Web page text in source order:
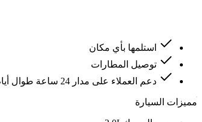
استلمها بأي مكان
توصيل المطارات
دعم العملاء على مدار 24 ساعة طوال أيام الأسبوع
مميزات السيارة